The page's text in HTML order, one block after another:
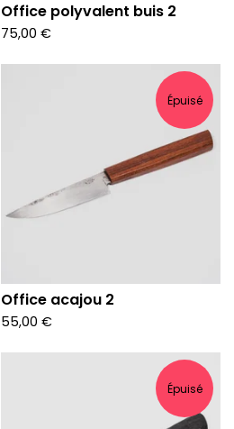
Office polyvalent buis 2
75,00 €
Épuisé
Office acajou 2
55,00 €
Épuisé